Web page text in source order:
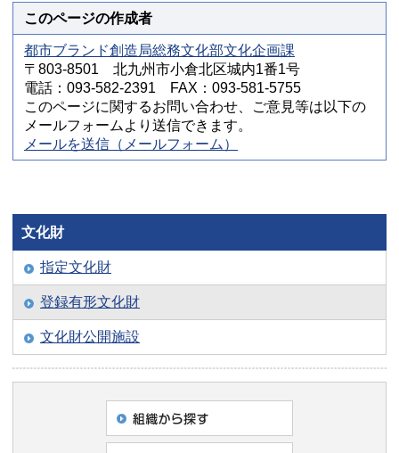
このページの作成者
都市ブランド創造局総務文化部文化企画課
〒803-8501 北九州市小倉北区城内1番1号
電話：093-582-2391 FAX：093-581-5755
このページに関するお問い合わせ、ご意見等は以下の
メールフォームより送信できます。
メールを送信（メールフォーム）
文化財
指定文化財
登録有形文化財
文化財公開施設